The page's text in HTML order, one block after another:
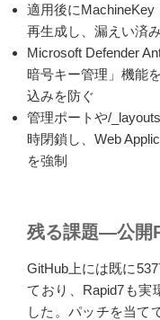
適用後にMachineKey
再生成し、漏えい済
Microsoft Defender
暗号キー管理」機能
込みを防ぐ
管理ポートや/
時閉鎖し、Web
を強制
残る課題―公開
GitHub上には既に
ており、Rapid7も実
した。パッチを当て